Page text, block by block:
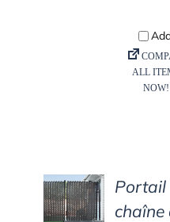
DETAILS
Portail
chaîne